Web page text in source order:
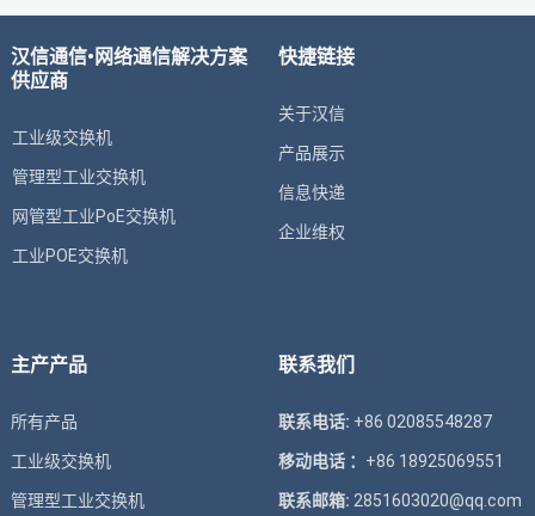
汉信通信•网络通信解决方案
供应商
工业级交换机
管理型工业交换机
网管型工业PoE交换机
工业POE交换机
快捷链接
关于汉信
产品展示
信息快递
企业维权
主产产品
所有产品
工业级交换机
管理型工业交换机
联系我们
联系电话: +86 02085548287
移动电话 ： +86 18925069551
联系邮箱: 2851603020@qq.com